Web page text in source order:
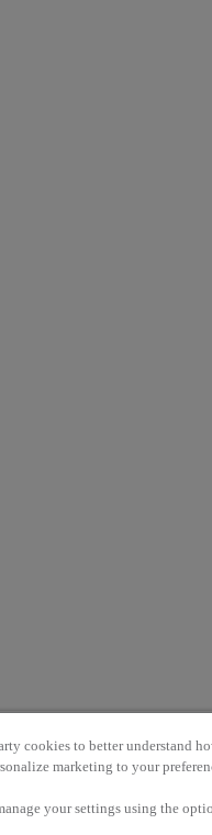
cookies to better understand
marketing to your
your settings using the